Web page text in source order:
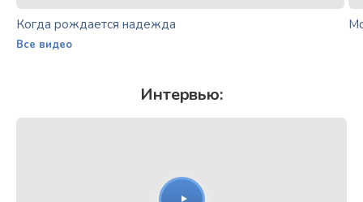
Когда рождается надежда
Все видео
Интервью: